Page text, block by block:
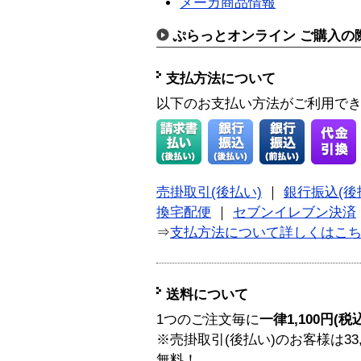
ぷらっとオンライン ご購入の
支払方法について
以下のお支払い方法がご利用で
売掛取引(後払い)
銀行振込(後
換宅配便
セブンイレブン決済
⇒支払方法について詳しくはこ
送料について
1つのご注文毎に一律1,100円(税
※売掛取引(後払い)のお客様は